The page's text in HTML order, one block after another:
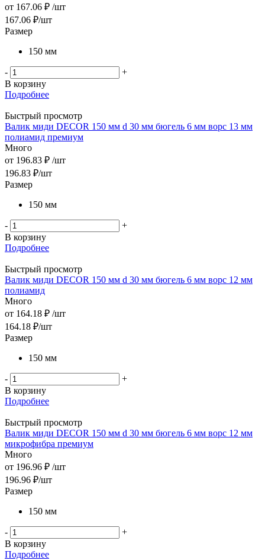
от 167.06 ₽ /шт
167.06 ₽/шт
Размер
150 мм
-
+
В корзину
Подробнее
Быстрый просмотр
Валик миди DЕCOR 150 мм d 30 мм бюгель 6 мм ворс 13 мм
полиамид премиум
Много
от 196.83 ₽ /шт
196.83 ₽/шт
Размер
150 мм
-
+
В корзину
Подробнее
Быстрый просмотр
Валик миди DЕCOR 150 мм d 30 мм бюгель 6 мм ворс 12 мм
полиамид
Много
от 164.18 ₽ /шт
164.18 ₽/шт
Размер
150 мм
-
+
В корзину
Подробнее
Быстрый просмотр
Валик миди DЕCOR 150 мм d 30 мм бюгель 6 мм ворс 12 мм
микрофибра премиум
Много
от 196.96 ₽ /шт
196.96 ₽/шт
Размер
150 мм
-
+
В корзину
Подробнее